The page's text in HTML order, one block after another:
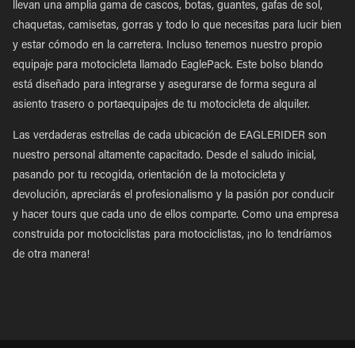
llevan una amplia gama de cascos, botas, guantes, gafas de sol,
chaquetas, camisetas, gorras y todo lo que necesitas para lucir bien
y estar cómodo en la carretera. Incluso tenemos nuestro propio
equipaje para motocicleta llamado EaglePack. Este bolso blando
está diseñado para integrarse y asegurarse de forma segura al
asiento trasero o portaequipajes de tu motocicleta de alquiler.
Las verdaderas estrellas de cada ubicación de EAGLERIDER son
nuestro personal altamente capacitado. Desde el saludo inicial,
pasando por tu recogida, orientación de la motocicleta y
devolución, apreciarás el profesionalismo y la pasión por conducir
y hacer tours que cada uno de ellos comparte. Como una empresa
construida por motociclistas para motociclistas, ¡no lo tendríamos
de otra manera!